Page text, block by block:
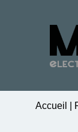
Accueil